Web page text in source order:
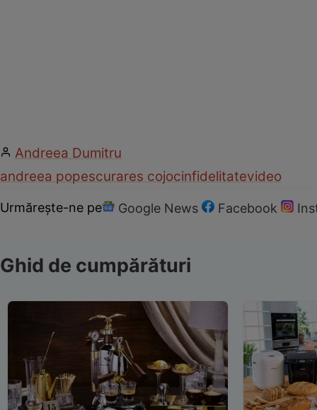
Andreea Dumitru
andreea popescurares cojocinfidelitatevideo
Urmărește-ne pe Google News Facebook
Ghid de cumpărături